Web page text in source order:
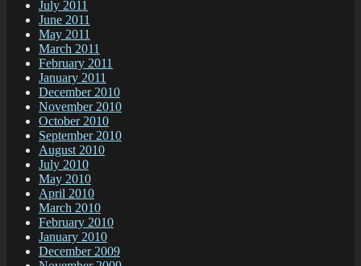
July 2011
June 2011
May 2011
March 2011
February 2011
January 2011
December 2010
November 2010
October 2010
September 2010
August 2010
July 2010
May 2010
April 2010
March 2010
February 2010
January 2010
December 2009